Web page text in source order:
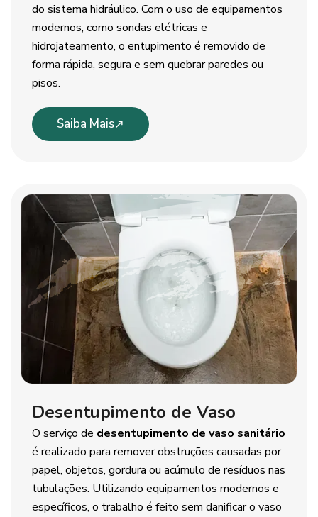
do sistema hidráulico. Com o uso de equipamentos
modernos, como sondas elétricas e
hidrojateamento, o entupimento é removido de
forma rápida, segura e sem quebrar paredes ou
pisos.
Saiba Mais
Desentupimento de Vaso
O serviço de desentupimento de vaso sanitário
é realizado para remover obstruções causadas por
papel, objetos, gordura ou acúmulo de resíduos nas
tubulações. Utilizando equipamentos modernos e
específicos, o trabalho é feito sem danificar o vaso